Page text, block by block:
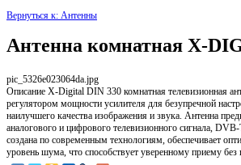
Вернуться к: Антенны
Антенна комнатная X-
pic_5326e023064da.jpg
Описание X-Digital DIN 330 комнатная телевизионная
регулятором мощности усилителя для безупречной
наилучшего качества изображения и звука. Антенна
аналогового и цифрового телевизионного сигнала,
создана по современным технологиям, обеспечивает
уровень шума, что способствует уверенному приему без